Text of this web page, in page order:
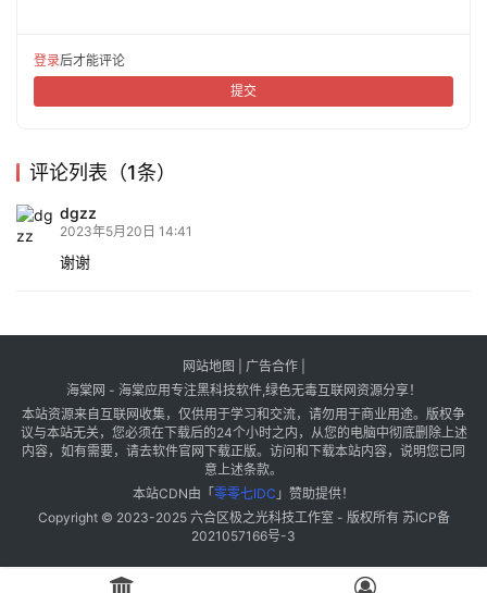
登录后才能评论
提交
评论列表（1条）
dgzz
2023年5月20日 14:41
谢谢
网站地图 广告合作|
海棠网 - 海棠应用专注黑科技软件,绿色无毒互联网资源分享！
本站资源来自互联网收集，仅供用于学习和交流，请勿用于商业用途。版权争
议与本站无关，您必须在下载后的24个小时之内，从您的电脑中彻底删除上述
内容，如有需要，请去软件官网下载正版。访问和下载本站内容，说明您已同
意上述条款。
本站CDN由「 零零七IDC 」赞助提供！
Copyright © 2023-2025 六合区极之光科技工作室 - 版权所有 苏ICP备
2021057166号-3